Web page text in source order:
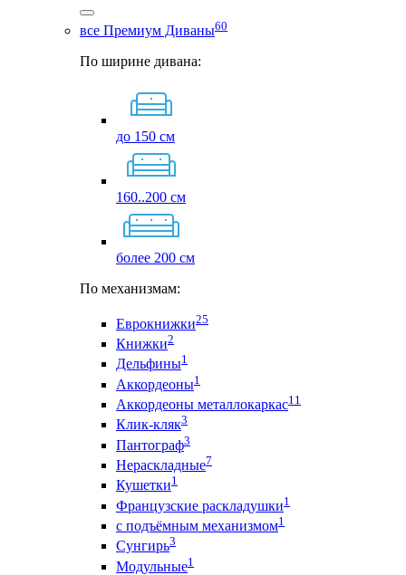
все Премиум Диваны60
По ширине дивана:
до 150 см
160..200 см
более 200 см
По механизмам:
Еврокнижки25
Книжки2
Дельфины1
Аккордеоны1
Аккордеоны металлокаркас11
Клик-кляк3
Пантограф3
Нераскладные7
Кушетки1
Французские раскладушки1
с подъёмным механизмом1
Сунгирь3
Модульные1